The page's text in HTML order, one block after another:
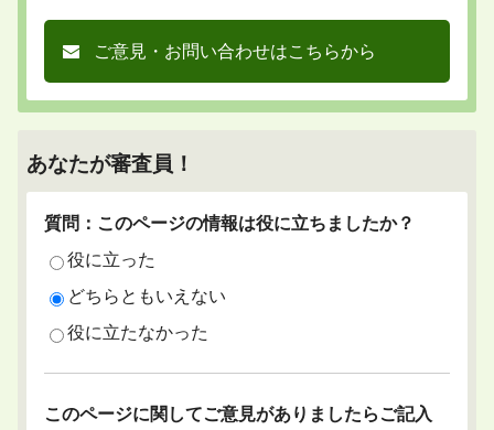
ご意見・お問い合わせはこちらから
あなたが審査員！
質問：このページの情報は役に立ちましたか？
役に立った
どちらともいえない
役に立たなかった
このページに関してご意見がありましたらご記入